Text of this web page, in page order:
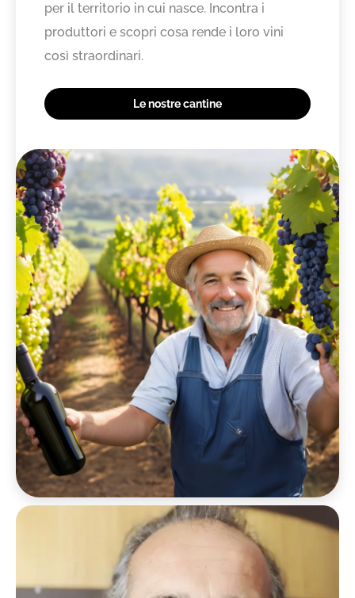
per il territorio in cui nasce. Incontra i
produttori e scopri cosa rende i loro vini
così straordinari.
Le nostre cantine